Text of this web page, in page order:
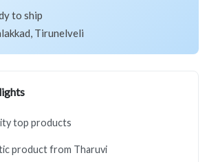
to ship
Tirunelveli
top products
product from Tharuvi